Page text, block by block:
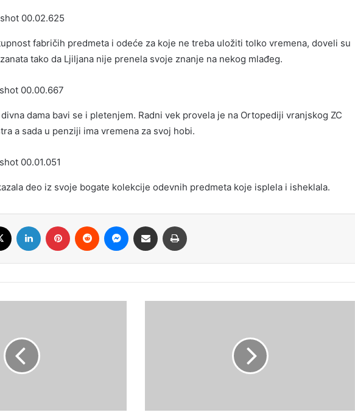
fabričih predmeta i odeće za koje ne treba uložiti tolko vremena, doveli su
tako da Ljiljana nije prenela svoje znanje na nekog mlađeg.
dama bavi se i pletenjem. Radni vek provela je na Ortopediji vranjskog ZC
a sada u penziji ima vremena za svoj hobi.
deo iz svoje bogate kolekcije odevnih predmeta koje isplela i isheklala.
LinkedIn Pinterest Reddit Messenger
Share via Email